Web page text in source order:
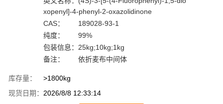
xopenyl]-4-phenyl-2-oxazolidinone
CAS：
189028-93-1
纯度：
99%
包装信息： 25kg;10kg;1kg
备注：
依折麦布中间体
库存量：
>1800kg
现货日期： 2026/8/8 12:33:14